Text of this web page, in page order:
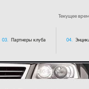
Текущее
03. Партнеры клуба 04.